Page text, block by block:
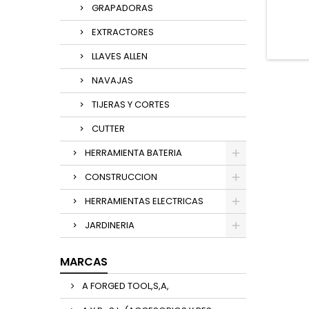
GRAPADORAS
EXTRACTORES
LLAVES ALLEN
NAVAJAS
TIJERAS Y CORTES
CUTTER
HERRAMIENTA BATERIA
CONSTRUCCION
HERRAMIENTAS ELECTRICAS
JARDINERIA
MARCAS
A FORGED TOOL,S,A,